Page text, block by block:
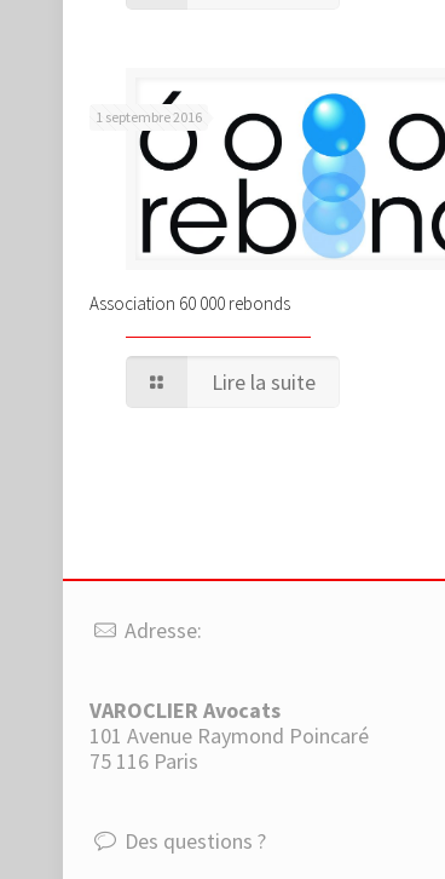
1 septembre 2016
Association 60 000 rebonds
Lire la suite
Adresse:
VAROCLIER Avocats
101 Avenue Raymond Poincaré
75 116 Paris
Des questions ?